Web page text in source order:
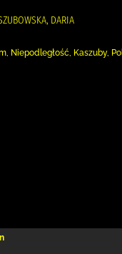
DARIA
Kaszuby,